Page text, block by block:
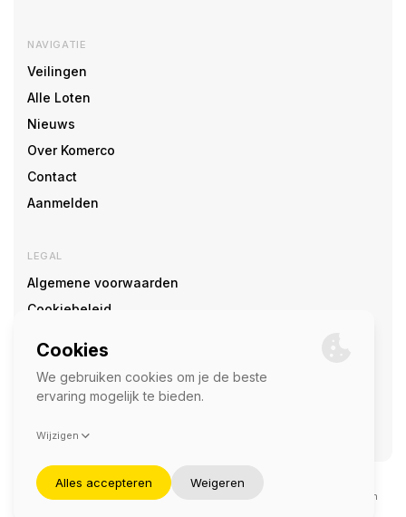
NAVIGATIE
Veilingen
Alle Loten
Nieuws
Over Komerco
Contact
Aanmelden
LEGAL
Algemene voorwaarden
Cookiebeleid
SOCIAL
©2026 — Komerco
Deze site wordt beschermd door reCAPTCHA en het
en